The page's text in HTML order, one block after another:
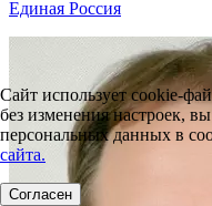
Единая Россия
Сайт использует cookie-
без изменения настроек,
персональных данных в
сайта.
Согласен